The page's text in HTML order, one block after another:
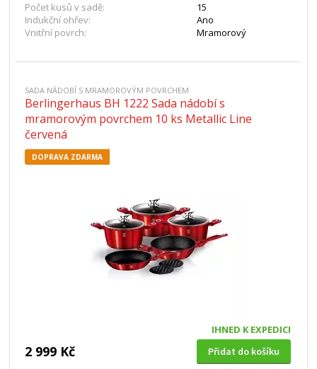
Počet kusů v sadě:
15
Indukční ohřev:
Ano
Vnitřní povrch:
Mramorový
SADA NÁDOBÍ S MRAMOROVÝM POVRCHEM
Berlingerhaus BH 1222 Sada nádobí s
mramorovým povrchem 10 ks Metallic Line
červená
DOPRAVA ZDARMA
IHNED K EXPEDICI
2 999 Kč
Přidat do košíku